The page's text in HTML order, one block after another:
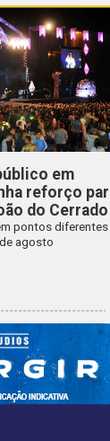
em
reforço
do Cerrado
pontos diferentes
agosto